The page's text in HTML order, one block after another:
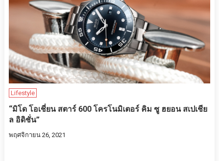
Lifestyle
“มิโด โอเชี่ยน สตาร์ 600 โครโนมิเตอร์ คิม ซู ฮยอน สเปเชีย
ล อิดิชั่น”
พฤศจิกายน 26, 2021